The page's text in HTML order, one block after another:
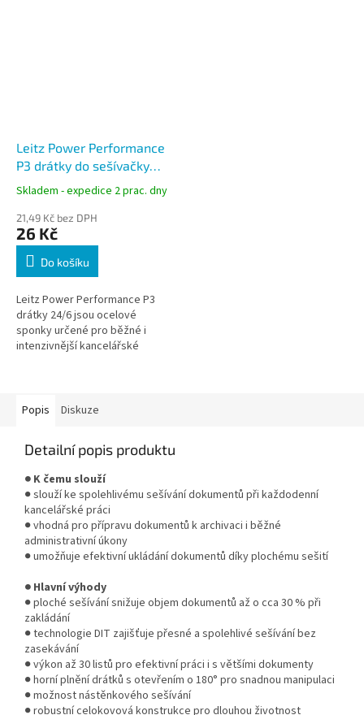
Leitz Power Performance
P3 drátky do sešívačky
24/6
Skladem - expedice 2 prac. dny
21,49 Kč bez DPH
26 Kč
Do košíku
Leitz Power Performance P3
drátky 24/6 jsou ocelové
sponky určené pro běžné i
intenzivnější kancelářské
Popis Diskuze
Detailní popis produktu
● K čemu slouží
● slouží ke spolehlivému sešívání dokumentů při každodenní
kancelářské práci
● vhodná pro přípravu dokumentů k archivaci i běžné
administrativní úkony
● umožňuje efektivní ukládání dokumentů díky plochému sešití
● Hlavní výhody
● ploché sešívání snižuje objem dokumentů až o cca 30 % při
zakládání
● technologie DIT zajišťuje přesné a spolehlivé sešívání bez
zasekávání
● výkon až 30 listů pro efektivní práci i s většími dokumenty
● horní plnění drátků s otevřením o 180° pro snadnou manipulaci
● možnost nástěnkového sešívání
● robustní celokovová konstrukce pro dlouhou životnost